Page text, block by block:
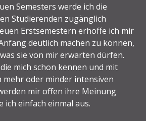
Semesters werde ich die
Studierenden zugänglich
Erstsemestern erhoffe ich mir
deutlich machen zu können,
sie von mir erwarten dürfen.
mich schon kennen und mit
mehr oder minder intensiven
mir offen ihre Meinung
ich einfach einmal aus.